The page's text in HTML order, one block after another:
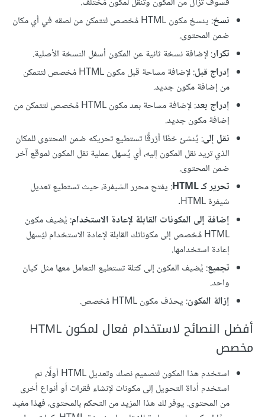
نسخ
: ينسخ مكون HTML مُخصص لتتمكن من لصقه في أي مكان
ضمن المحتوى.
تكرار: لإضافة نسخة ثانية عن المكون أسفل النسخة الأصلية.
إدراج قبل
: لإضافة مساحة قبل مكون HTML مُخصص لتتمكن
من إضافة مكون جديد.
إدراج بعد
: لإضافة مساحة بعد مكون HTML مُخصص لتتمكن من
إضافة مكون جديد.
نقل إلى: يُنشئ خطًا أزرقًا تستطيع تحريكه ضمن المحتوى للمكان
الذي تريد نقل المكون إليه، أي يُسهل عملية نقل المكون لموقع آخر
ضمن المحتوى.
تحرير كـ HTML
: يفتح محرر الشيفرة، حيث تستطيع تعديل
شيفرة HTML.
إضافة إلى المكونات القابلة لإعادة الاستخدام: يُضيف مكون
HTML مُخصص إلى مكوناتك القابلة لإعادة الاستخدام ليُسهل
إعادة استخدامها.
تجميع: يُضيف المكون إلى كتلة تستطيع التعامل معها مثل كيان
واحد.
إزالة المكون: يحذف مكون HTML مُخصص.
أفضل النصائح لاستخدام فعال لمكون HTML
مخصص
استخدم هذا المكون لتصميم نصك وتعديل HTML أولًا، ثم
استخدم أداة التحويل إلى مكونات لإنشاء فقرات أو أنواع أخرى
من المحتوى. يوفر لك هذا المزيد من التحكم بالمحتوى، فهذا مفيد